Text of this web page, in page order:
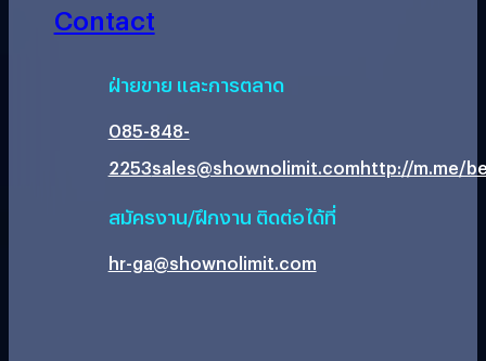
Contact
ฝ่ายขาย และการตลาด
085-848-
2253sales@shownolimit.comhttp://m.me/
สมัครงาน/ฝึกงาน ติดต่อได้ที่
hr-ga@shownolimit.com